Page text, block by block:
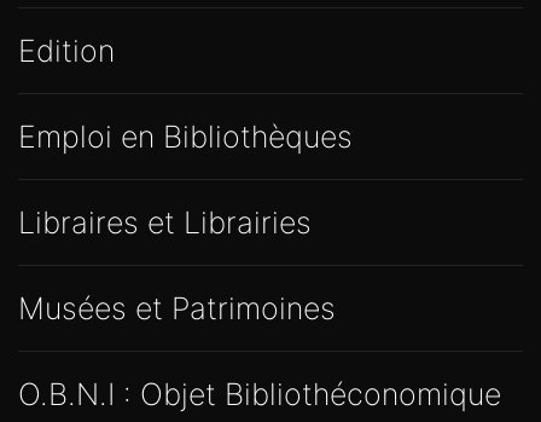
Edition
Emploi en Bibliothèques
Libraires et Librairies
Musées et Patrimoines
O.B.N.I : Objet Bibliothéconomique